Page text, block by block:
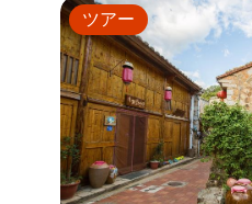
ツアー